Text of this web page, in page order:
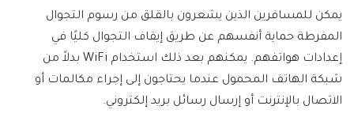
يمكن للمسافرين الذين يشعرون بالقلق من رسوم التجوال
المفرطة حماية أنفسهم عن طريق إيقاف التجوال كليًا في
إعدادات هواتفهم. يمكنهم بعد ذلك استخدام WiFi بدلاً من
شبكة الهاتف المحمول عندما يحتاجون إلى إجراء مكالمات أو
الاتصال بالإنترنت أو إرسال رسائل بريد إلكتروني.